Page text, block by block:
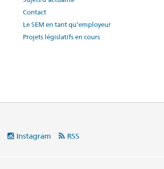
Contact
Le SEM en tant qu’employeur
Projets législatifs en cours
Instagram RSS